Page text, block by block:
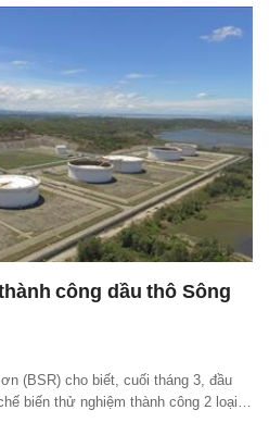
công dầu thô Sông
(BSR) cho biết, cuối tháng 3, đầu
biến thử nghiệm thành công 2 loại